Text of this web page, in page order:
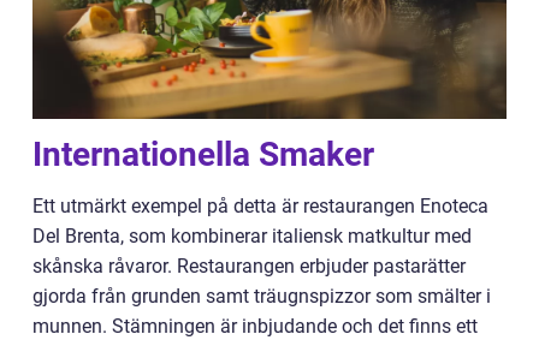
Internationella Smaker
Ett utmärkt exempel på detta är restaurangen Enoteca
Del Brenta, som kombinerar italiensk matkultur med
skånska råvaror. Restaurangen erbjuder pastarätter
gjorda från grunden samt träugnspizzor som smälter i
munnen. Stämningen är inbjudande och det finns ett